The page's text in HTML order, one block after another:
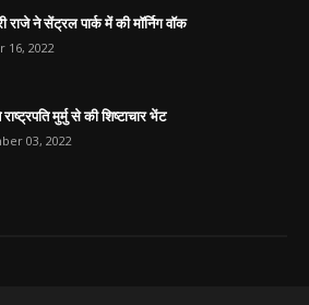
राजे ने सेंट्रल पार्क में की मॉर्निग वॉक
16, 2022
मुर्मु से की शिष्टाचार भेंट
03, 2022